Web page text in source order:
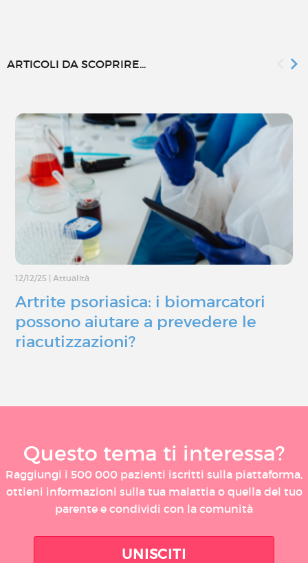
ARTICOLI DA SCOPRIRE...
12/12/25 | Attualità
Artrite psoriasica: i biomarcatori
possono aiutare a prevedere le
riacutizzazioni?
Questo tema ti interessa?
Raggiungi i 500 000 pazienti iscritti sulla piattaforma,
ottieni informazioni sulla tua malattia o quella del tuo
parente e condividi con la comunità
UNISCITI